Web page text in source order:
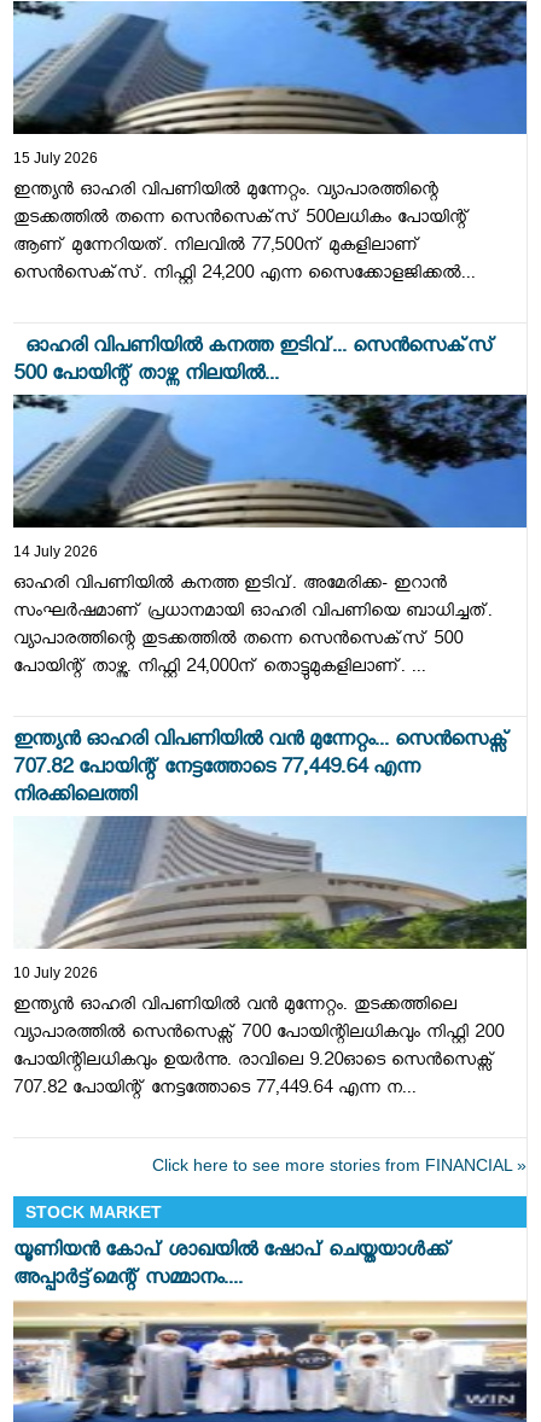
15 July 2026
ഇന്ത്യന്‍ ഓഹരി വിപണിയില്‍ മുന്നേറ്റം. വ്യാപാരത്തിന്റെ
തുടക്കത്തില്‍ തന്നെ സെന്‍സെക്‌സ് 500ലധികം പോയിന്റ്
ആണ് മുന്നേറിയത്. നിലവില്‍ 77,500ന് മുകളിലാണ്
സെന്‍സെക്‌സ്. നിഫ്റ്റി 24,200 എന്ന സൈക്കോളജിക്കല്‍...
ഓഹരി വിപണിയില്‍ കനത്ത ഇടിവ്... സെന്‍സെക്‌സ്
500 പോയിന്റ് താഴ്ന്ന നിലയിൽ...
14 July 2026
ഓഹരി വിപണിയില്‍ കനത്ത ഇടിവ്. അമേരിക്ക- ഇറാന്‍
സംഘര്‍ഷമാണ് പ്രധാനമായി ഓഹരി വിപണിയെ ബാധിച്ചത്.
വ്യാപാരത്തിന്റെ തുടക്കത്തില്‍ തന്നെ സെന്‍സെക്‌സ് 500
പോയിന്റ് താഴ്ന്നു. നിഫ്റ്റി 24,000ന് തൊട്ടുമുകളിലാണ്. ...
ഇന്ത്യൻ ഓഹരി വിപണിയിൽ വൻ മുന്നേറ്റം... സെൻസെക്സ്
707.82 പോയിന്റ് നേട്ടത്തോടെ 77,449.64 എന്ന
നിരക്കിലെത്തി
10 July 2026
ഇന്ത്യൻ ഓഹരി വിപണിയിൽ വൻ മുന്നേറ്റം. തുടക്കത്തിലെ
വ്യാപാരത്തിൽ സെൻസെക്സ് 700 പോയിന്റിലധികവും നിഫ്റ്റി 200
പോയിന്റിലധികവും ഉയർന്നു. രാവിലെ 9.20ഓടെ സെൻസെക്സ്
707.82 പോയിന്റ് നേട്ടത്തോടെ 77,449.64 എന്ന ന...
Click here to see more stories from FINANCIAL »
STOCK MARKET
യൂണിയൻ കോപ് ശാഖയിൽ ഷോപ് ചെയ്തയാൾക്ക്
അപ്പാർട്ട്മെന്റ് സമ്മാനം....